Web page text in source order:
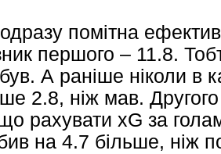
помітна
першого – 11.8.
А раніше ніколи в
2.8, ніж мав.
рахувати xG за
на 4.7 більше, ніж